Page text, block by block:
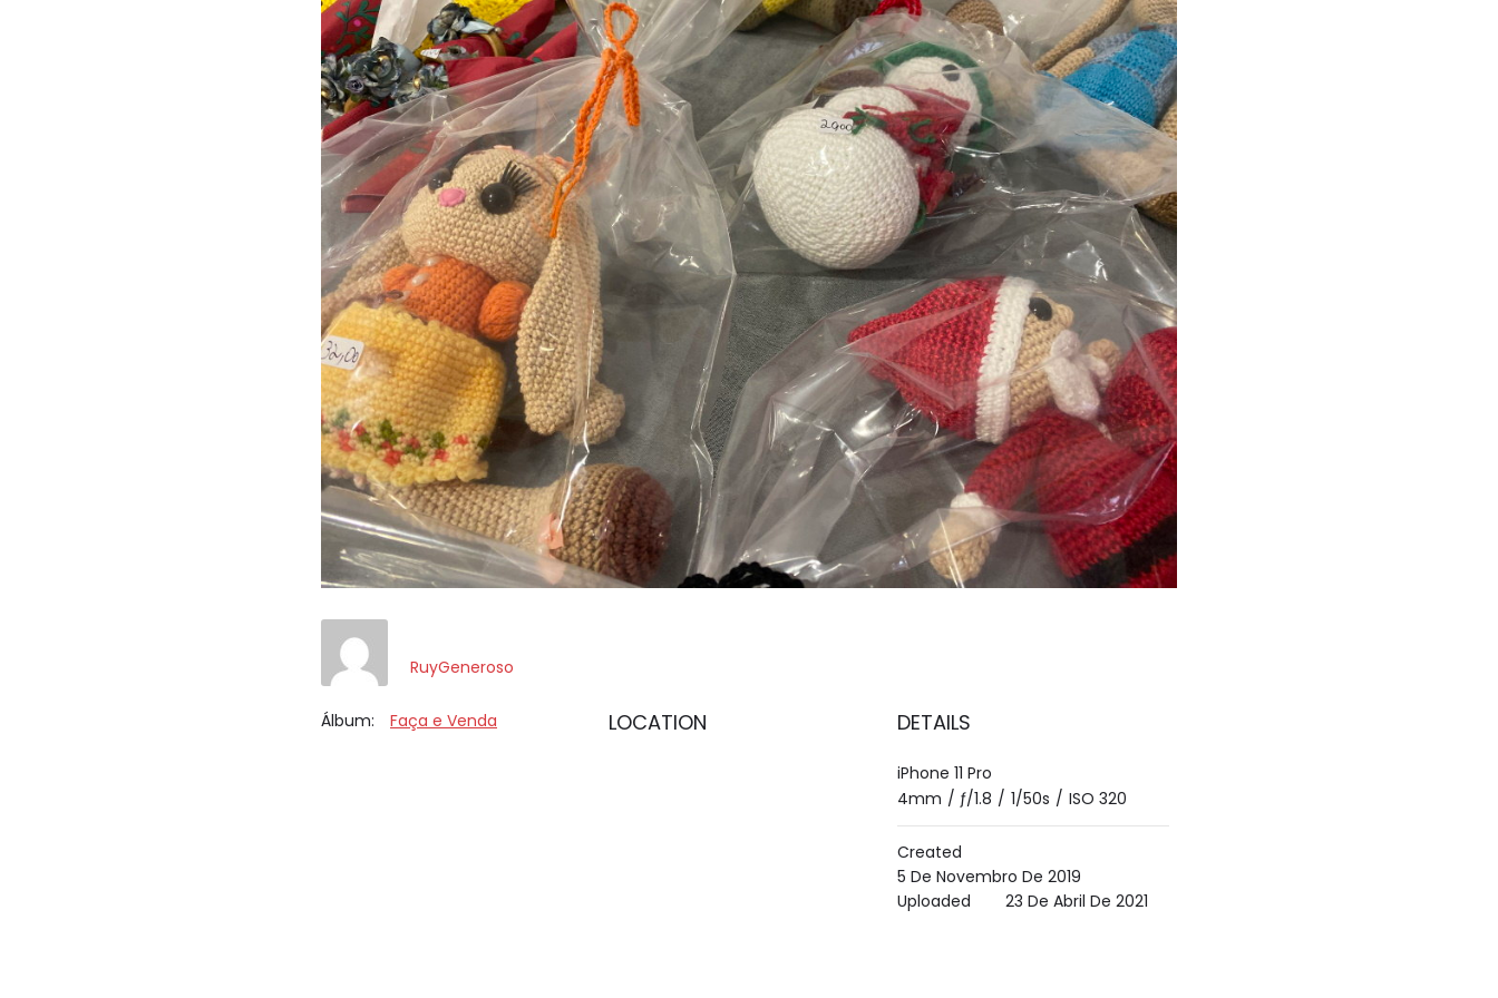
RuyGeneroso
Álbum: Faça e Venda LOCATION DETAILS
iPhone 11 Pro
4mm / ƒ/1.8 / 1/50s / ISO 320
Created
5 De Novembro De 2019
Uploaded
23 De Abril De 2021